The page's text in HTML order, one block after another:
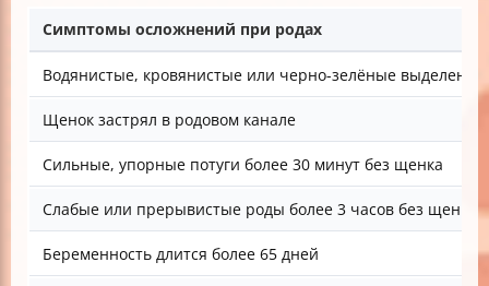
Симптомы осложнений при родах
Водянистые, кровянистые или черно-зелёные выделения
Щенок застрял в родовом канале
Сильные, упорные потуги более 30 минут без щенка
Слабые или прерывистые роды более 3 часов без щенка
Беременность длится более 65 дней